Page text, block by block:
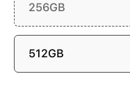
256GB
512GB